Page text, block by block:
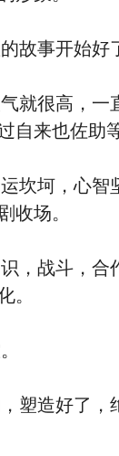
故事开始好
就很高，一
自来也佐助
坎坷，心智
收场。
，战斗，合
。
塑造好了，